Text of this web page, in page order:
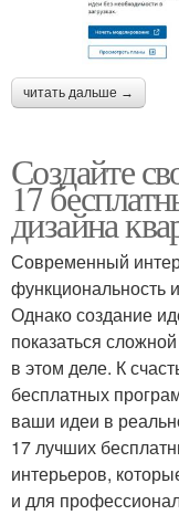
читать дальше →
Создайте
17
дизайна
Современный
функциональность
Однако создание
показаться
в этом деле. К
бесплатных
ваши идеи в
17 лучших
интерьеров,
и для